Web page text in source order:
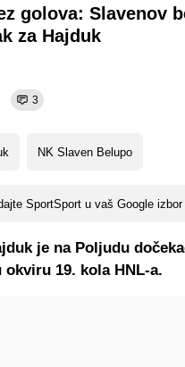
golova: Slavenov
za Hajduk
3
NK Slaven Belupo
SportSport u vaš Google izbor
je na Poljudu
okviru 19. kola HNL-a.